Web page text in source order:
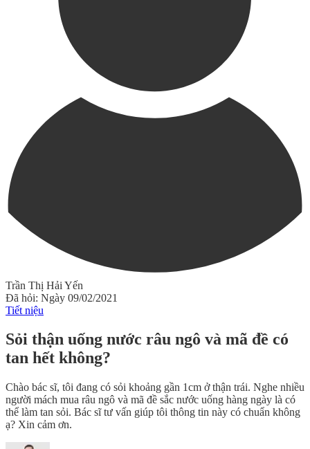
Trần Thị Hải Yến
Đã hỏi: Ngày 09/02/2021
Tiết niệu
Sỏi thận uống nước râu ngô và mã đề có
tan hết không?
Chào bác sĩ, tôi đang có sỏi khoảng gần 1cm ở thận trái. Nghe nhiều
người mách mua râu ngô và mã đề sắc nước uống hàng ngày là có
thể làm tan sỏi. Bác sĩ tư vấn giúp tôi thông tin này có chuẩn không
ạ? Xin cảm ơn.